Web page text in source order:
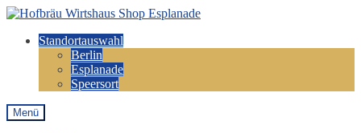
Zur
springen
Zum
springenStandortauswahl
Berlin
Esplanade
Speersort
Menü